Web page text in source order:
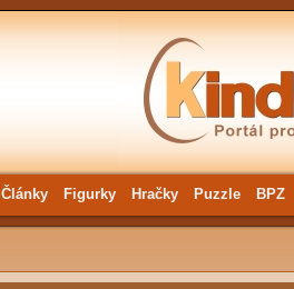
Články Figurky Hračky Puzzle BPZ